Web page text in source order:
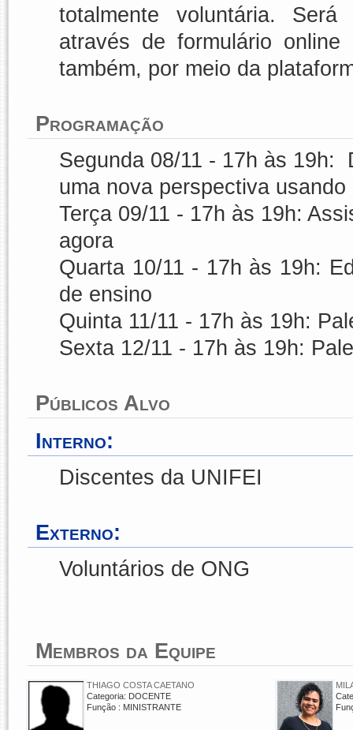
totalmente voluntária.
através de formulário
também, por meio da
Programação
Segunda 08/11 - 17h às 19h:
uma nova perspectiva usando
Terça 09/11 - 17h às 19h:
agora
Quarta 10/11 - 17h às 19h:
de ensino
Quinta 11/11 - 17h às 19h:
Sexta 12/11 - 17h às 19h:
Públicos Alvo
Interno:
Discentes da UNIFEI
Externo:
Voluntários de ONG
Membros da Equipe
THIAGO COSTA CAETANO
Categoria: DOCENTE
Função : MINISTRANTE